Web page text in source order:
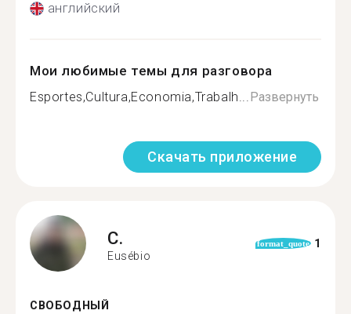
английский
Мои любимые темы для разговора
Esportes,Cultura,Economia,Trabalh...Развернуть
Скачать приложение
C.
Eusébio
format_quote 1
СВОБОДНЫЙ